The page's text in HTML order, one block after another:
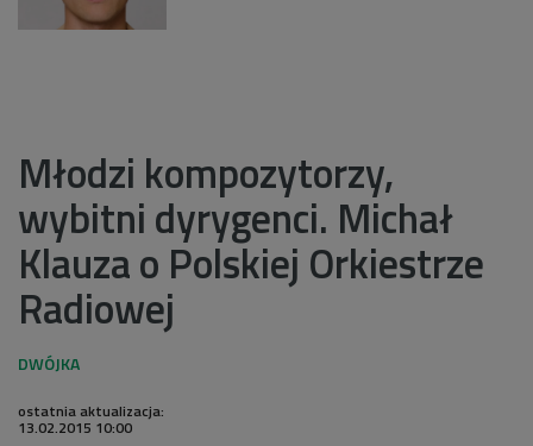
Młodzi kompozytorzy,
wybitni dyrygenci. Michał
Klauza o Polskiej Orkiestrze
Radiowej
ostatnia aktualizacja:
13.02.2015 10:00